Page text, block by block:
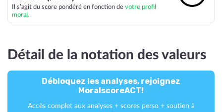
Il s’agit du score pondéré en fonction de votre profil
moral.
Détail de la notation des valeurs
Débloquez les analyses, rejoignez
MoralscoreACT!
Accès complet aux analyses + scores perso + soutien à